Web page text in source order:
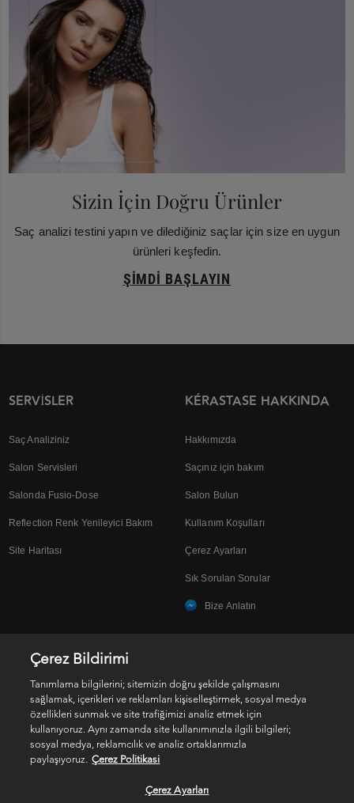
Sizin İçin Doğru Ürünler
Saç analizi testini yapın ve dilediğiniz saçlar için size en uygun
ürünleri keşfedin.
ŞIMDI BAŞLAYIN
SERVISLER
Saç Analiziniz
Salon Servisleri
Salonda Fusio-Dose
Reflection Renk Yenileyici Bakım
Site Haritası
KÉRASTASE HAKKINDA
Hakkımızda
Saçınız için bakım
Salon Bulun
Kullanım Koşulları
Çerez Ayarları
Sık Sorulan Sorular
Bize Anlatın
SOSYAL MEDYA
Kişisel Verilerin Korunması
Çerez Bildirimi
Tanımlama bilgilerini; sitemizin doğru şekilde çalışmasını
sağlamak, içerikleri ve reklamları kişiselleştirmek, sosyal medya
özellikleri sunmak ve site trafiğimizi analiz etmek için
kullanıyoruz. Aynı zamanda site kullanımınızla ilgili bilgileri;
sosyal medya, reklamcılık ve analiz ortaklarımızla
paylaşıyoruz. Çerez Politikasi
Çerez Ayarları